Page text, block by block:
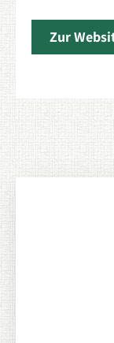
Zur